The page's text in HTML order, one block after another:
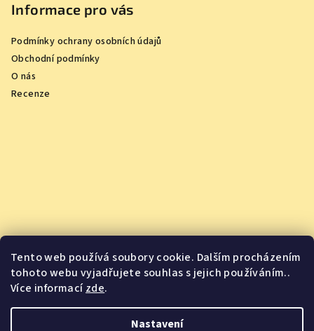
Tento web používá soubory cookie. Dalším procházením
tohoto webu vyjadřujete souhlas s jejich používáním..
Více informacízde.
Nastavení
Informace pro vás
Podmínky ochrany osobních údajů
Obchodní podmínky
O nás
Recenze
Vychutnejte si oceněná vína z pohodlí domova